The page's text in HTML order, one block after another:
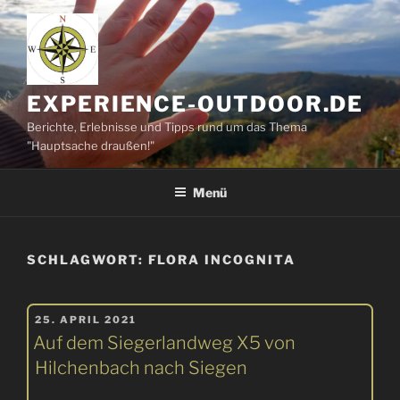
Zum
Inhalt
springen
EXPERIENCE-OUTDOOR.DE
Berichte, Erlebnisse und Tipps rund um das Thema
"Hauptsache draußen!"
Menü
SCHLAGWORT: FLORA INCOGNITA
VERÖFFENTLICHT
AM
25. APRIL 2021
Auf dem Siegerlandweg X5 von
Hilchenbach nach Siegen